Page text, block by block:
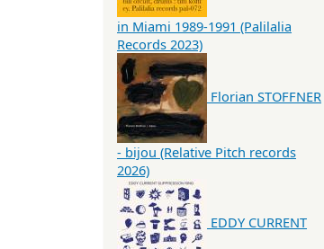
in Miami 1989-1991 (Palilalia
Records 2023)
Florian STOFFNER
- bijou (Relative Pitch records
2026)
EDDY CURRENT